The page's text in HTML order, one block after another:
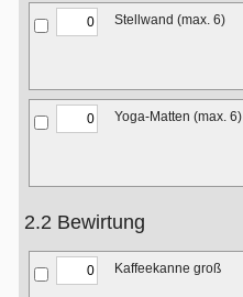
Stellwand (max. 6)
Yoga-Matten (max. 6)
2.2 Bewirtung
Kaffeekanne groß